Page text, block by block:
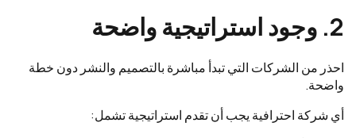
2. وجود استراتيجية واضحة
احذر من الشركات التي تبدأ مباشرة بالتصميم والنشر دون خطة
واضحة.
أي شركة احترافية يجب أن تقدم استراتيجية تشمل: